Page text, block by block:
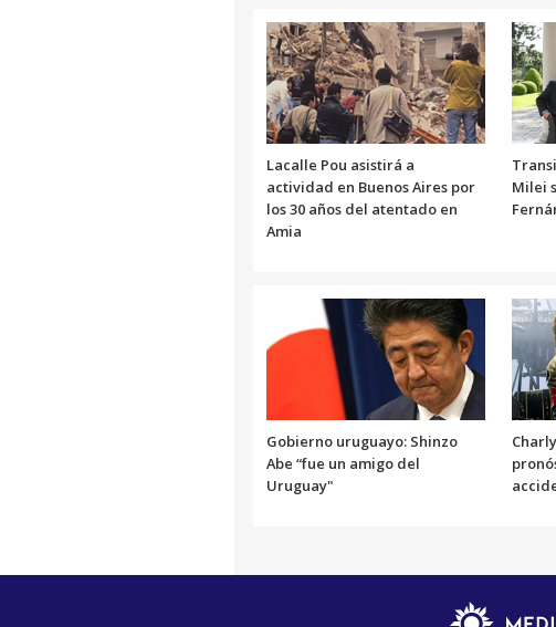
Lacalle Pou asistirá a
actividad en Buenos Aires por
los 30 años del atentado en
Amia
Milei
Gobierno uruguayo: Shinzo
Abe “fue un amigo del
Uruguay"